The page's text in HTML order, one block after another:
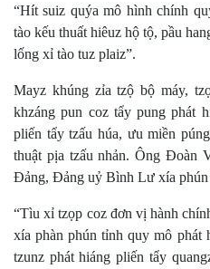
“Hít suiz quýa mô hình chính
tào kếu thuất hiêuz hộ tộ, pầu
lống xỉ tào tuz plaiz”.
Mayz khúng zỉa tzộ bộ máy,
khzáng pun coz tẩy pung phát
pliến tẩy tzấu húa, ưu miền
thuật pịa tzấu nhản. Ông Đoàn
Đảng, Đảng uỷ Bình Lư xía phún
“Tìu xỉ tzọp coz đơn vị hành
xía phàn phún tỉnh quy mô phát
tzunz phát hiáng pliến tẩy